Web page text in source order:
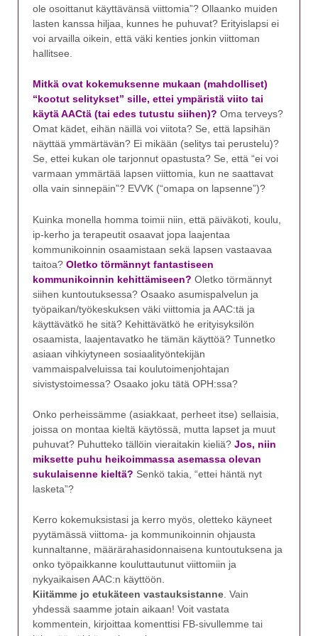
ole osoittanut käyttävänsä viittomia”? Ollaanko muiden
lasten kanssa hiljaa, kunnes he puhuvat? Erityislapsi ei
voi arvailla oikein, että väki kenties jonkin viittoman
hallitsee.
Mitkä ovat kokemuksenne mukaan (mahdolliset)
“kootut selitykset” sille, ettei ympäristä viito tai
käytä AACtä (tai edes tutustu siihen)? Oma terveys?
Omat kädet, eihän näillä voi viitota? Se, että lapsihän
näyttää ymmärtävän? Ei mikään (selitys tai perustelu)?
Se, ettei kukan ole tarjonnut opastusta? Se, että “ei voi
varmaan ymmärtää lapsen viittomia, kun ne saattavat
olla vain sinnepäin”? EVVK (“omapa on lapsenne”)?
Kuinka monella homma toimii niin, että päiväkoti, koulu,
ip-kerho ja terapeutit osaavat jopa laajentaa
kommunikoinnin osaamistaan sekä lapsen vastaavaa
taitoa? Oletko törmännyt fantastiseen
kommunikoinnin kehittämiseen? Oletko törmännyt
siihen kuntoutuksessa? Osaako asumispalvelun ja
työpaikan/työkeskuksen väki viittomia ja AAC:tä ja
käyttävätkö he sitä? Kehittävätkö he erityisyksilön
osaamista, laajentavatko he tämän käyttöä? Tunnetko
asiaan vihkiytyneen sosiaalityöntekijän
vammaispalveluissa tai koulutoimenjohtajan
sivistystoimessa? Osaako joku tätä OPH:ssa?
Onko perheissämme (asiakkaat, perheet itse) sellaisia,
joissa on montaa kieltä käytössä, mutta lapset ja muut
puhuvat? Puhutteko tällöin vieraitakin kieliä? Jos, niin
miksette puhu heikoimmassa asemassa olevan
sukulaisenne kieltä? Senkö takia, “ettei häntä nyt
lasketa”?
Kerro kokemuksistasi ja kerro myös, oletteko käyneet
pyytämässä viittoma- ja kommunikoinnin ohjausta
kunnaltanne, määrärahasidonnaisena kuntoutuksena ja
onko työpaikkanne kouluttautunut viittomiin ja
nykyaikaisen AAC:n käyttöön.
Kiitämme jo etukäteen vastauksistanne. Vain
yhdessä saamme jotain aikaan! Voit vastata
kommentein, kirjoittaa komenttisi FB-sivullemme tai